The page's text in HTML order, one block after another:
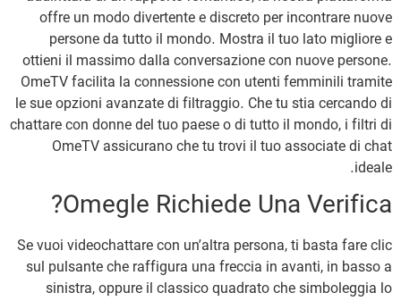
offre un modo divertente e discreto per incontrare nuove
persone da tutto il mondo. Mostra il tuo lato migliore e
ottieni il massimo dalla conversazione con nuove persone.
OmeTV facilita la connessione con utenti femminili tramite
le sue opzioni avanzate di filtraggio. Che tu stia cercando di
chattare con donne del tuo paese o di tutto il mondo, i filtri di
OmeTV assicurano che tu trovi il tuo associate di chat
ideale.
Omegle Richiede Una Verifica?
Se vuoi videochattare con un’altra persona, ti basta fare clic
sul pulsante che raffigura una freccia in avanti, in basso a
sinistra, oppure il classico quadrato che simboleggia lo